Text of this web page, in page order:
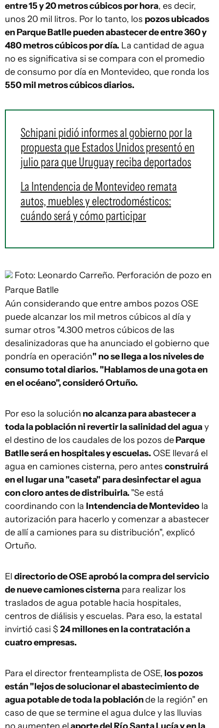
entre 15 y 20 metros cúbicos por hora, es decir,
unos 20 mil litros. Por lo tanto, los pozos ubicados
en Parque Batlle pueden abastecer de entre 360 y
480 metros cúbicos por día. La cantidad de agua
no es significativa si se compara con el promedio
de consumo por día en Montevideo, que ronda los
550 mil metros cúbicos diarios.
Schipani pidió informes al gobierno por la
propuesta que Estados Unidos presentó en
julio para que Uruguay reciba deportados
La Intendencia de Montevideo remata
autos, muebles y electrodomésticos:
cuándo será y cómo participar
Foto: Leonardo Carreño. Perforación de pozo en
Parque Batlle
Aún considerando que entre ambos pozos OSE
puede alcanzar los mil metros cúbicos al día y
sumar otros "4.300 metros cúbicos de las
desalinizadoras que ha anunciado el gobierno que
pondría en operación" no se llega a los niveles de
consumo total diarios. "Hablamos de una gota en
en el océano", consideró Ortuño.
Por eso la solución no alcanza para abastecer a
toda la población ni revertir la salinidad del aguay
el destino de los caudales de los pozos deParque
Batlle será en hospitales y escuelas. OSE llevará el
agua en camiones cisterna, pero antes construirá
en el lugar una "caseta" para desinfectar el agua
con cloro antes de distribuirla. "Se está
coordinando con la Intendencia de Montevideo la
autorización para hacerlo y comenzar a abastecer
de allí a camiones para su distribución", explicó
Ortuño.
El directorio de OSE aprobó la compra del servicio
de nueve camiones cisterna para realizar los
traslados de agua potable hacia hospitales,
centros de diálisis y escuelas. Para eso, la estatal
invirtió casi $24 millones en la contratación a
cuatro empresas.
Para el director frenteamplista de OSE, los pozos
están "lejos de solucionar el abastecimiento de
agua potable de toda la poblaciónde la región" en
caso de que se termine el agua dulce y las lluvias